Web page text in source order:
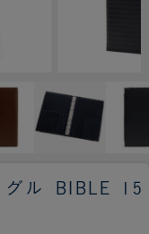
グル BIBLE 15